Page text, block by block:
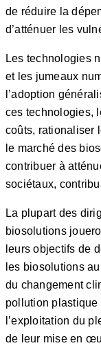
de réduire la
d’atténuer les
Les technologies
et les jumeaux
l’adoption
ces technologies,
coûts, rationaliser
le marché des
contribuer à
sociétaux,
La plupart des
biosolutions
leurs objectifs de
les biosolutions
du changement
pollution plastique
l’exploitation du
de leur mise en